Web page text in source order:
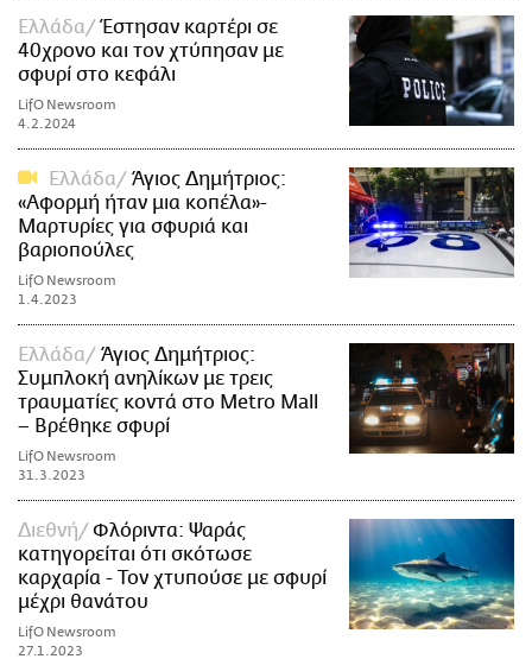
Ελλάδα
Έστησαν καρτέρι σε
40χρονο και τον χτύπησαν με
σφυρί στο κεφάλι
LifO Newsroom
4.2.2024
Ελλάδα
Άγιος Δημήτριος:
«Αφορμή ήταν μια κοπέλα»-
Μαρτυρίες για σφυριά και
βαριοπούλες
LifO Newsroom
1.4.2023
Ελλάδα
Άγιος Δημήτριος:
Συμπλοκή ανηλίκων με τρεις
τραυματίες κοντά στο Metro Mall
– Βρέθηκε σφυρί
LifO Newsroom
31.3.2023
Διεθνή
Φλόριντα: Ψαράς
κατηγορείται ότι σκότωσε
καρχαρία - Τον χτυπούσε με σφυρί
μέχρι θανάτου
LifO Newsroom
27.1.2023